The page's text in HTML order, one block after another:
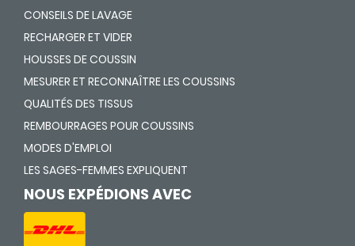
CONSEILS DE LAVAGE
RECHARGER ET VIDER
HOUSSES DE COUSSIN
MESURER ET RECONNAÎTRE LES COUSSINS
QUALITÉS DES TISSUS
REMBOURRAGES POUR COUSSINS
MODES D'EMPLOI
LES SAGES-FEMMES EXPLIQUENT
NOUS EXPÉDIONS AVEC